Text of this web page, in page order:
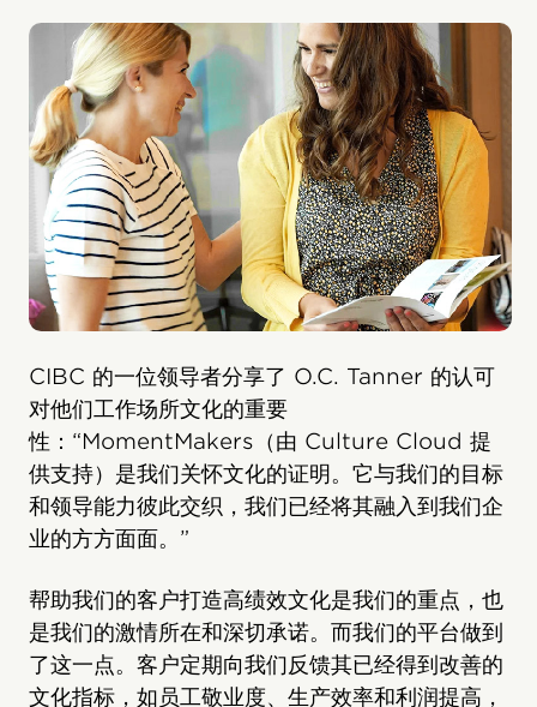
CIBC 的一位领导者分享了 O.C. Tanner 的认可
对他们工作场所文化的重要
性：“MomentMakers（由 Culture Cloud 提
供支持）是我们关怀文化的证明。它与我们的目标
和领导能力彼此交织，我们已经将其融入到我们企
业的方方面面。”
帮助我们的客户打造高绩效文化是我们的重点，也
是我们的激情所在和深切承诺。而我们的平台做到
了这一点。客户定期向我们反馈其已经得到改善的
文化指标，如员工敬业度、生产效率和利润提高，